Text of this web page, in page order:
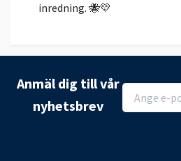
inredning. 🐝💛
Anmäl dig till vår
nyhetsbrev